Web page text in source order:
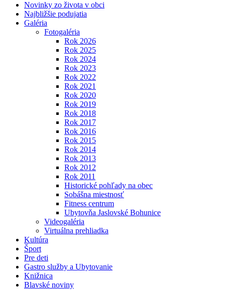
Novinky zo života v obci
Najbližšie podujatia
Galéria
Fotogaléria
Rok 2026
Rok 2025
Rok 2024
Rok 2023
Rok 2022
Rok 2021
Rok 2020
Rok 2019
Rok 2018
Rok 2017
Rok 2016
Rok 2015
Rok 2014
Rok 2013
Rok 2012
Rok 2011
Historické pohľady na obec
Sobášna miestnosť
Fitness centrum
Ubytovňa Jaslovské Bohunice
Videogaléria
Virtuálna prehliadka
Kultúra
Šport
Pre deti
Gastro služby a Ubytovanie
Knižnica
Blavské noviny